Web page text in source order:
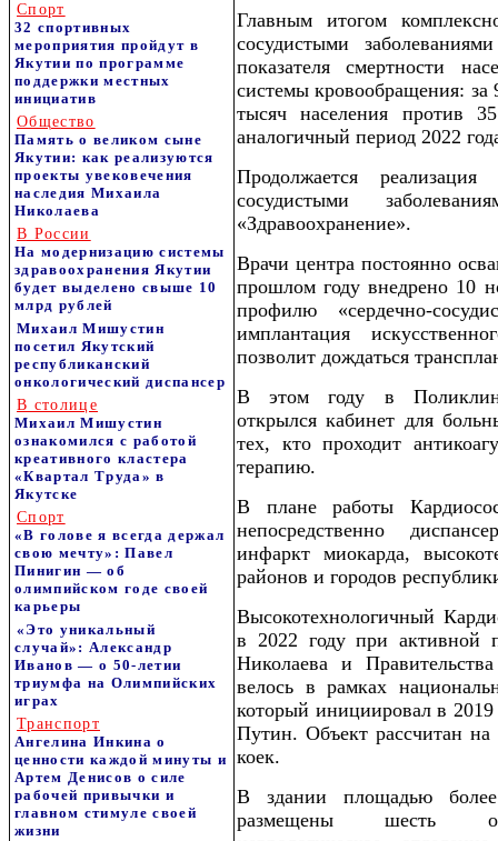
Спорт
32 спортивных
мероприятия пройдут в
Якутии по программе
поддержки местных
инициатив
Общество
Память о великом сыне
Якутии: как реализуются
проекты увековечения
наследия Михаила
Николаева
В России
На модернизацию системы
здравоохранения Якутии
будет выделено свыше 10
млрд рублей
Михаил Мишустин
посетил Якутский
республиканский
онкологический диспансер
В столице
Михаил Мишустин
ознакомился с работой
креативного кластера
«Квартал Труда» в
Якутске
Спорт
«В голове я всегда держал
свою мечту»: Павел
Пинигин — об
олимпийском годе своей
карьеры
«Это уникальный
случай»: Александр
Иванов — о 50-летии
триумфа на Олимпийских
играх
Транспорт
Ангелина Инкина о
ценности каждой минуты и
Артем Денисов о силе
рабочей привычки и
главном стимуле своей
жизни
Главным итогом
сосудистыми
показателя смертности
системы кровообращения: за
тысяч населения против
аналогичный период 2022
Продолжается
сосудистыми
«Здравоохранение».
Врачи центра постоянно
прошлом году внедрено 10
профилю «сердечно-
имплантация
позволит дождаться
В этом году в
открылся кабинет для
тех, кто проходит
терапию.
В плане работы
непосредственно
инфаркт миокарда,
районов и городов
Высокотехнологичный
в 2022 году при активной
Николаева и
велось в рамках
который инициировал в
Путин. Объект рассчитан
коек.
В здании площадью
размещены шесть